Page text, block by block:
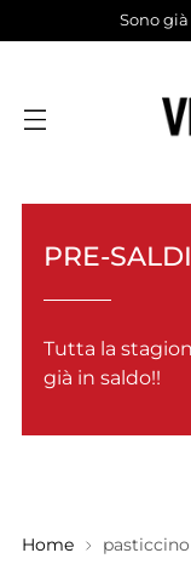
Sono
PRE-
Tutta la
già in saldo!!
Home